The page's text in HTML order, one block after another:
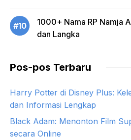
#10
1000+ Nama RP Namja
dan Langka
Pos-pos Terbaru
Harry Potter di Disney Plus:
dan Informasi Lengkap
Black Adam: Menonton Film
secara Online